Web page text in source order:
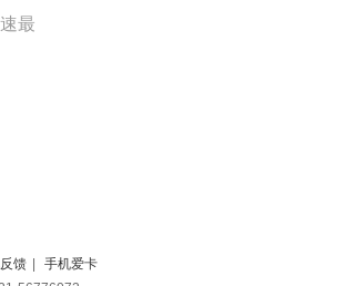
最
馈
手机爱卡